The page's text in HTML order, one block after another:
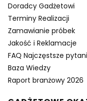
Doradcy Gadżetowi
Terminy Realizacji
Zamawianie próbek
Jakość i Reklamacje
FAQ Najczęstsze
Baza Wiedzy
Raport branżowy 2026